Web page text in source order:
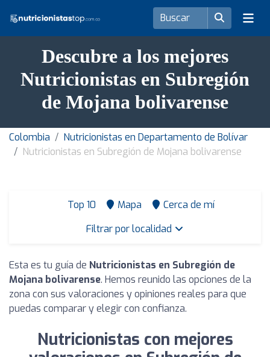
Descubre a los mejores
Nutricionistas en Subregión
de Mojana bolivarense
Colombia
Nutricionistas en Departamento de Bolívar
Nutricionistas en Subregión de Mojana bolivarense
Top 10 Mapa
Cerca de mí
Filtrar por localidad
Esta es tu guía de Nutricionistas en Subregión de
Mojana bolivarense. Hemos reunido las opciones de la
zona con sus valoraciones y opiniones reales para que
puedas comparar y elegir con confianza.
Nutricionistas con mejores